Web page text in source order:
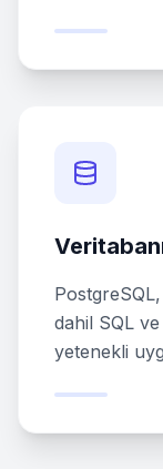
dahil SQL
yetenekli